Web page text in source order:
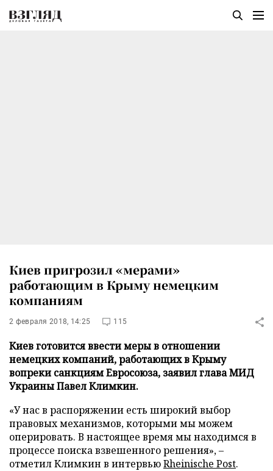
Киев пригрозил «мерами»
работающим в Крыму немецким
компаниям
2 февраля 2018, 14:25 115
Киев готовится ввести меры в отношении
немецких компаний, работающих в Крыму
вопреки санкциям Евросоюза, заявил глава МИД
Украины Павел Климкин.
«У нас в распоряжении есть широкий выбор
правовых механизмов, которыми мы можем
оперировать. В настоящее время мы находимся в
процессе поиска взвешенного решения», –
отметил Климкин в интервьюRheinische Post.